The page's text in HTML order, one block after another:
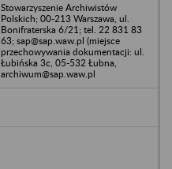
Stowarzyszenie Archiwistów
Polskich; 00-213 Warszawa, ul.
Bonifraterska 6/21; tel. 22 831 83
63; sap@sap.waw.pl (miejsce
przechowywania dokumentacji: ul.
Łubińska 3c, 05-532 Łubna,
archiwum@sap.waw.pl